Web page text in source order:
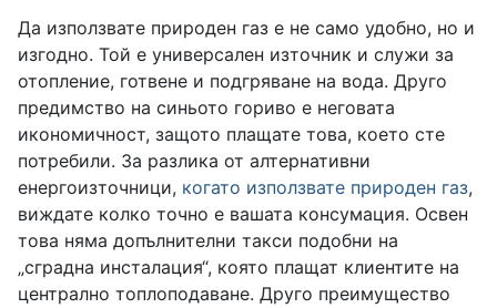
Да използвате природен газ е не само удобно, но и
изгодно. Той е универсален източник и служи за
отопление, готвене и подгряване на вода. Друго
предимство на синьото гориво е неговата
икономичност, защото плащате това, което сте
потребили. За разлика от алтернативни
енергоизточници, когато използвате природен газ,
виждате колко точно е вашата консумация. Освен
това няма допълнителни такси подобни на
„сградна инсталация“, която плащат клиентите на
централно топлоподаване. Друго преимущество